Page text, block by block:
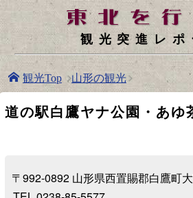
観光突進レ
観光Top 山形の観光
道の駅白鷹ヤナ公園・あゆ
〒992-0892 山形県西置賜郡白鷹町